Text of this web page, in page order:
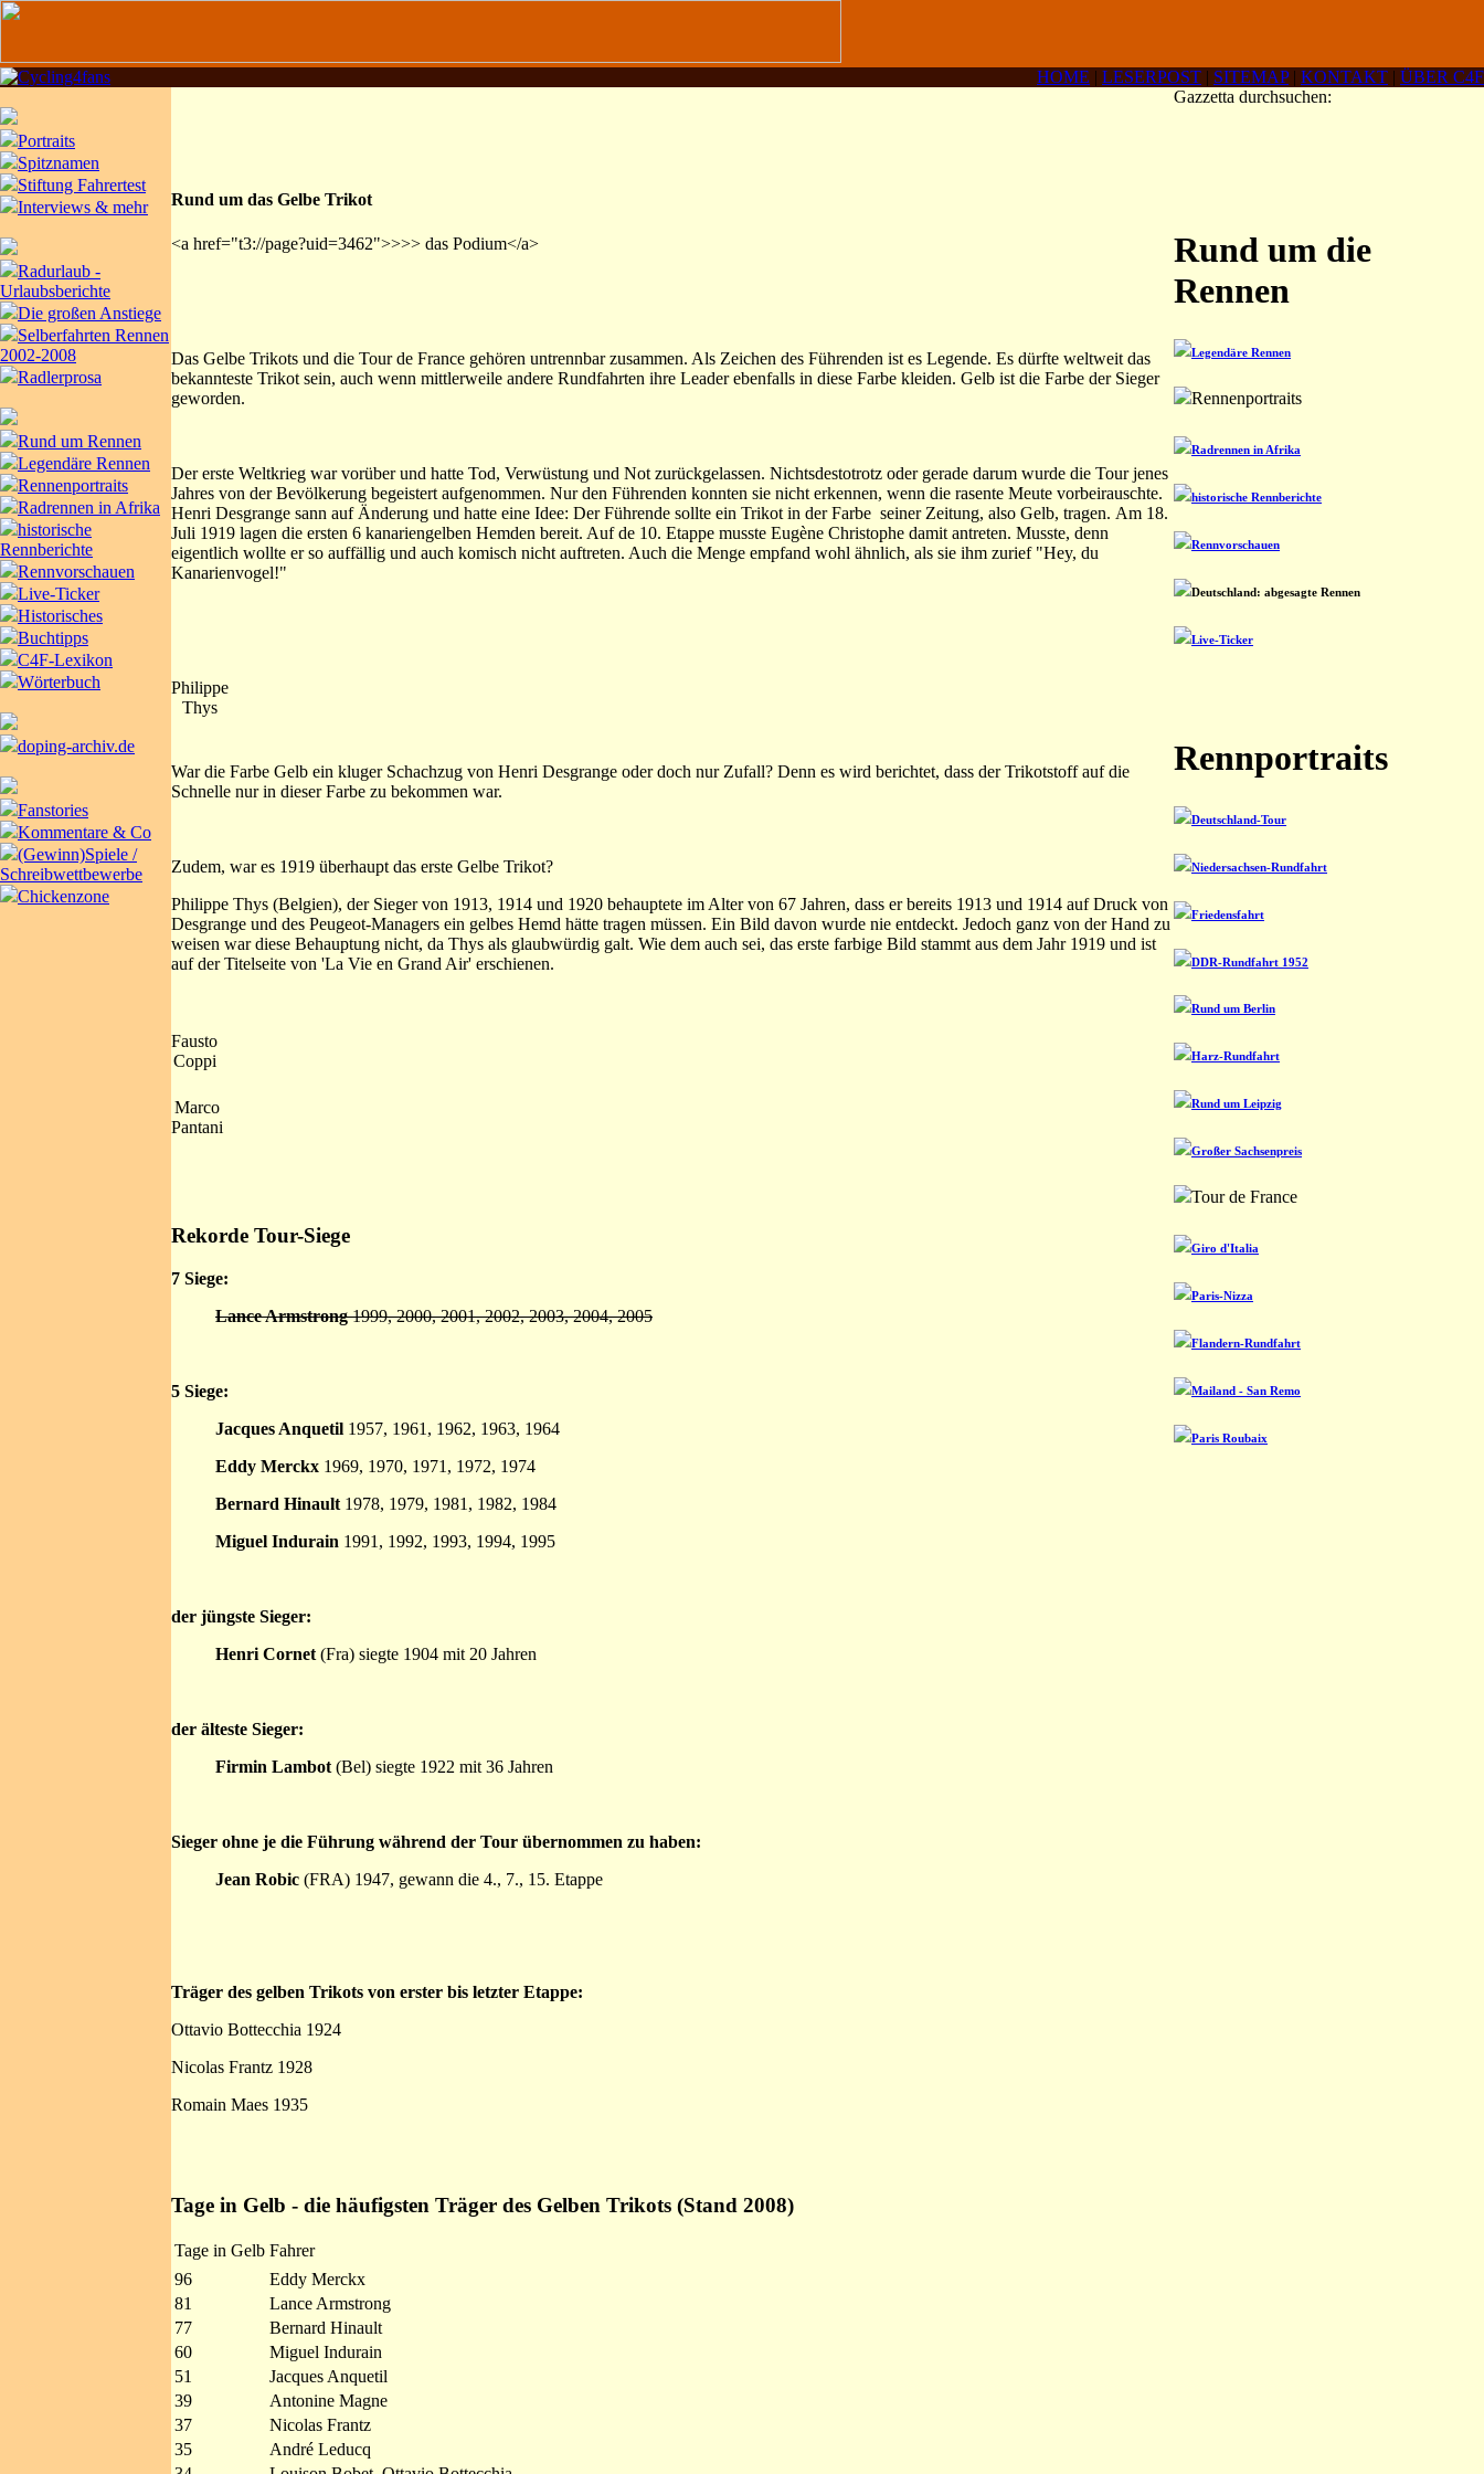
HOME | LESERPOST | SITEMAP| KONTAKT | ÜBER C4F
Portraits
Spitznamen
Stiftung Fahrertest
Interviews & mehr
Radurlaub -
Urlaubsberichte
Die großen Anstiege
Selberfahrten Rennen
2002-2008
Radlerprosa
Rund um Rennen
Legendäre Rennen
Rennenportraits
Radrennen in Afrika
historische
Rennberichte
Rennvorschauen
Live-Ticker
Historisches
Buchtipps
C4F-Lexikon
Wörterbuch
doping-archiv.de
Fanstories
Kommentare & Co
(Gewinn)Spiele /
Schreibwettbewerbe
Chickenzone
Rund um das Gelbe Trikot
<a href="t3://page?uid=3462">>>> das Podium</a>
Das Gelbe Trikots und die Tour de France gehören untrennbar zusammen. Als Zeichen des Führenden ist es Legende. Es dürfte weltweit das
bekannteste Trikot sein, auch wenn mittlerweile andere Rundfahrten ihre Leader ebenfalls in diese Farbe kleiden. Gelb ist die Farbe der Sieger
geworden.
Der erste Weltkrieg war vorüber und hatte Tod, Verwüstung und Not zurückgelassen. Nichtsdestotrotz oder gerade darum wurde die Tour jenes
Jahres von der Bevölkerung begeistert aufgenommen. Nur den Führenden konnten sie nicht erkennen, wenn die rasente Meute vorbeirauschte.
Henri Desgrange sann auf Änderung und hatte eine Idee: Der Führende sollte ein Trikot in der Farbe seiner Zeitung, also Gelb, tragen. Am 18.
Juli 1919 lagen die ersten 6 kanariengelben Hemden bereit. Auf de 10. Etappe musste Eugène Christophe damit antreten. Musste, denn
eigentlich wollte er so auffällig und auch komisch nicht auftreten. Auch die Menge empfand wohl ähnlich, als sie ihm zurief "Hey, du
Kanarienvogel!"
Philippe
Thys
War die Farbe Gelb ein kluger Schachzug von Henri Desgrange oder doch nur Zufall? Denn es wird berichtet, dass der Trikotstoff auf die
Schnelle nur in dieser Farbe zu bekommen war.
Zudem, war es 1919 überhaupt das erste Gelbe Trikot?
Philippe Thys (Belgien), der Sieger von 1913, 1914 und 1920 behauptete im Alter von 67 Jahren, dass er bereits 1913 und 1914 auf Druck von
Desgrange und des Peugeot-Managers ein gelbes Hemd hätte tragen müssen. Ein Bild davon wurde nie entdeckt. Jedoch ganz von der Hand zu
weisen war diese Behauptung nicht, da Thys als glaubwürdig galt. Wie dem auch sei, das erste farbige Bild stammt aus dem Jahr 1919 und ist
auf der Titelseite von 'La Vie en Grand Air' erschienen.
Fausto
Coppi
Marco
Pantani
Rekorde Tour-Siege
7 Siege:
Lance Armstrong1999, 2000, 2001, 2002, 2003, 2004, 2005
5 Siege:
Jacques Anquetil 1957, 1961, 1962, 1963, 1964
Eddy Merckx 1969, 1970, 1971, 1972, 1974
Bernard Hinault 1978, 1979, 1981, 1982, 1984
Miguel Indurain 1991, 1992, 1993, 1994, 1995
der jüngste Sieger:
Henri Cornet (Fra) siegte 1904 mit 20 Jahren
der älteste Sieger:
Firmin Lambot (Bel) siegte 1922 mit 36 Jahren
Sieger ohne je die Führung während der Tour übernommen zu haben:
Jean Robic (FRA) 1947, gewann die 4., 7., 15. Etappe
Träger des gelben Trikots von erster bis letzter Etappe:
Ottavio Bottecchia 1924
Nicolas Frantz 1928
Romain Maes 1935
Tage in Gelb - die häufigsten Träger des Gelben Trikots (Stand 2008)
Tage in Gelb Fahrer
96
Eddy Merckx
81
Lance Armstrong
77
Bernard Hinault
60
Miguel Indurain
51
Jacques Anquetil
39
Antonine Magne
37
Nicolas Frantz
35
André Leducq
Gazzetta durchsuchen:
Rund um die
Rennen
Legendäre Rennen
Rennenportraits
Radrennen in Afrika
historische Rennberichte
Rennvorschauen
Deutschland: abgesagte Rennen
Live-Ticker
Rennportraits
Deutschland-Tour
Niedersachsen-Rundfahrt
Friedensfahrt
DDR-Rundfahrt 1952
Rund um Berlin
Harz-Rundfahrt
Rund um Leipzig
Großer Sachsenpreis
Tour de France
Giro d'Italia
Paris-Nizza
Flandern-Rundfahrt
Mailand - San Remo
Paris Roubaix